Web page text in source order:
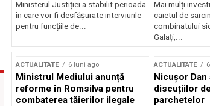
Ministerul Justiției a stabilit perioada
în care vor fi desfășurate interviurile
pentru funcțiile de...
Mai mulți
caietul de
combinatului
Galați,...
ACTUALITATE 6 luni ago
Ministrul Mediului anunță
reforme în Romsilva pentru
combaterea tăierilor ilegale
ACTUALITATE
Nicușor Dan
discuțiilor
parchetelor